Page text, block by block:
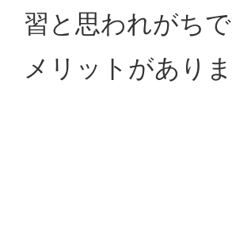
習と思われがち
メリットがありま